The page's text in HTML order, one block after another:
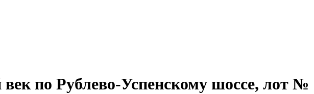
по Рублево-Успенскому шоссе, лот №